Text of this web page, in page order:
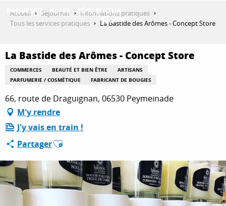
QUE FAIRE ?
SÉJOURNER
ESPACE PRO
Accueil Séjourner
Informations pratiques
Tous les services pratiques
La Bastide des Arômes - Concept Store
La Bastide des Arômes - Concept Store
COMMERCES BEAUTÉ ET BIEN ÊTRE
ARTISANS
PARFUMERIE / COSMÉTIQUE
FABRICANT DE BOUGIES
66, route de Draguignan, 06530 Peymeinade
M'y rendre
J'y vais en train !
PartagerAjouter aux favoris